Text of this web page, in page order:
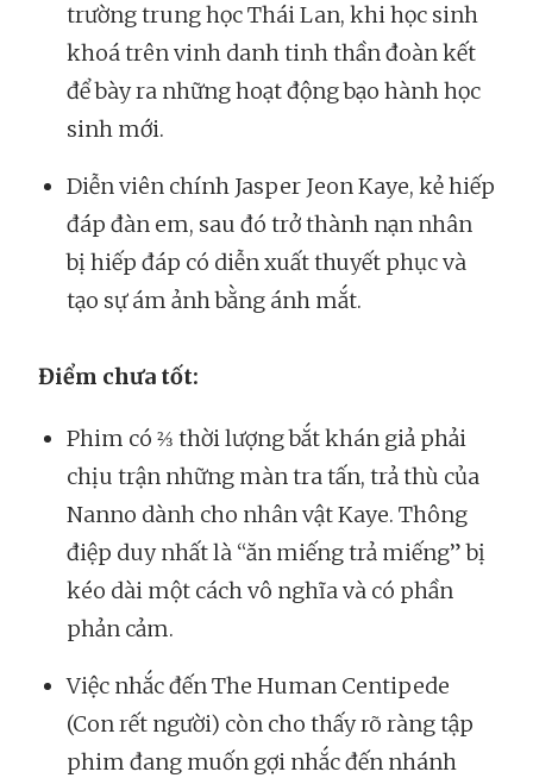
trường trung học Thái Lan, khi học sinh
khoá trên vinh danh tinh thần đoàn kết
để bày ra những hoạt động bạo hành học
sinh mới.
Diễn viên chính Jasper Jeon Kaye, kẻ hiếp
đáp đàn em, sau đó trở thành nạn nhân
bị hiếp đáp có diễn xuất thuyết phục và
tạo sự ám ảnh bằng ánh mắt.
Điểm chưa tốt:
Phim có ⅔ thời lượng bắt khán giả phải
chịu trận những màn tra tấn, trả thù của
Nanno dành cho nhân vật Kaye. Thông
điệp duy nhất là “ăn miếng trả miếng” bị
kéo dài một cách vô nghĩa và có phần
phản cảm.
Việc nhắc đến The Human Centipede
(Con rết người) còn cho thấy rõ ràng tập
phim đang muốn gợi nhắc đến nhánh